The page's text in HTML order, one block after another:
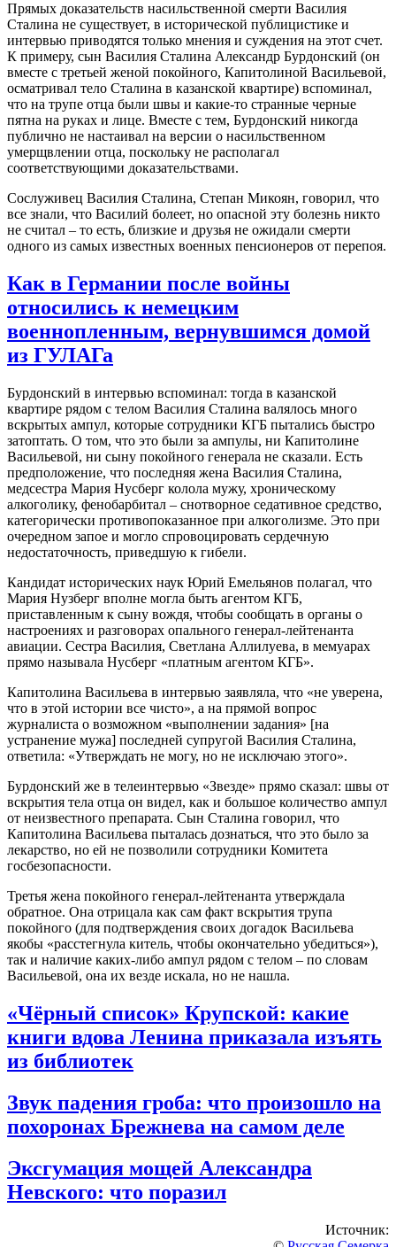
Прямых доказательств насильственной смерти Василия
Сталина не существует, в исторической публицистике и
интервью приводятся только мнения и суждения на этот счет.
К примеру, сын Василия Сталина Александр Бурдонский (он
вместе с третьей женой покойного, Капитолиной Васильевой,
осматривал тело Сталина в казанской квартире) вспоминал,
что на трупе отца были швы и какие-то странные черные
пятна на руках и лице. Вместе с тем, Бурдонский никогда
публично не настаивал на версии о насильственном
умерщвлении отца, поскольку не располагал
соответствующими доказательствами.
Сослуживец Василия Сталина, Степан Микоян, говорил, что
все знали, что Василий болеет, но опасной эту болезнь никто
не считал – то есть, близкие и друзья не ожидали смерти
одного из самых известных военных пенсионеров от перепоя.
Как в Германии после войны
относились к немецким
военнопленным, вернувшимся домой
из ГУЛАГа
Бурдонский в интервью вспоминал: тогда в казанской
квартире рядом с телом Василия Сталина валялось много
вскрытых ампул, которые сотрудники КГБ пытались быстро
затоптать. О том, что это были за ампулы, ни Капитолине
Васильевой, ни сыну покойного генерала не сказали. Есть
предположение, что последняя жена Василия Сталина,
медсестра Мария Нусберг колола мужу, хроническому
алкоголику, фенобарбитал – снотворное седативное средство,
категорически противопоказанное при алкоголизме. Это при
очередном запое и могло спровоцировать сердечную
недостаточность, приведшую к гибели.
Кандидат исторических наук Юрий Емельянов полагал, что
Мария Нузберг вполне могла быть агентом КГБ,
приставленным к сыну вождя, чтобы сообщать в органы о
настроениях и разговорах опального генерал-лейтенанта
авиации. Сестра Василия, Светлана Аллилуева, в мемуарах
прямо называла Нусберг «платным агентом КГБ».
Капитолина Васильева в интервью заявляла, что «не уверена,
что в этой истории все чисто», а на прямой вопрос
журналиста о возможном «выполнении задания» [на
устранение мужа] последней супругой Василия Сталина,
ответила: «Утверждать не могу, но не исключаю этого».
Бурдонский же в телеинтервью «Звезде» прямо сказал: швы от
вскрытия тела отца он видел, как и большое количество ампул
от неизвестного препарата. Сын Сталина говорил, что
Капитолина Васильева пыталась дознаться, что это было за
лекарство, но ей не позволили сотрудники Комитета
госбезопасности.
Третья жена покойного генерал-лейтенанта утверждала
обратное. Она отрицала как сам факт вскрытия трупа
покойного (для подтверждения своих догадок Васильева
якобы «расстегнула китель, чтобы окончательно убедиться»),
так и наличие каких-либо ампул рядом с телом – по словам
Васильевой, она их везде искала, но не нашла.
«Чёрный список» Крупской: какие
книги вдова Ленина приказала изъять
из библиотек
Звук падения гроба: что произошло на
похоронах Брежнева на самом деле
Эксгумация мощей Александра
Невского: что поразил
Источник: